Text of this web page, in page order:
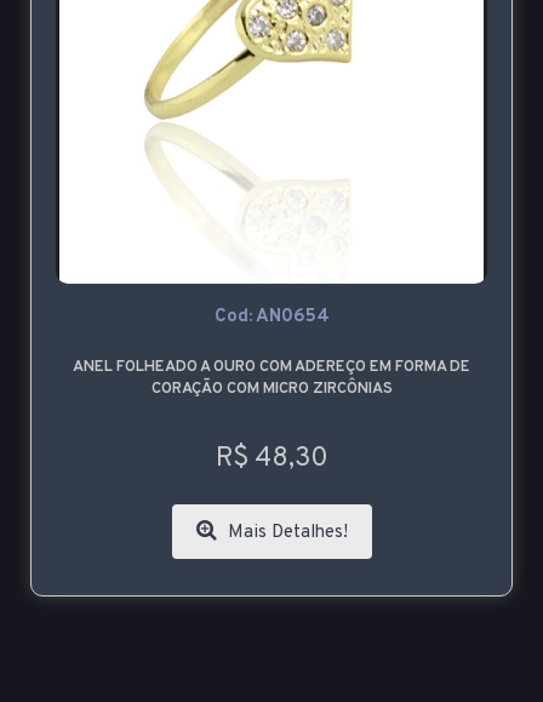
Cod: AN0654
ANEL FOLHEADO A OURO COM ADEREÇO EM FORMA DE
CORAÇÃO COM MICRO ZIRCÔNIAS
R$ 48,30
Mais Detalhes!